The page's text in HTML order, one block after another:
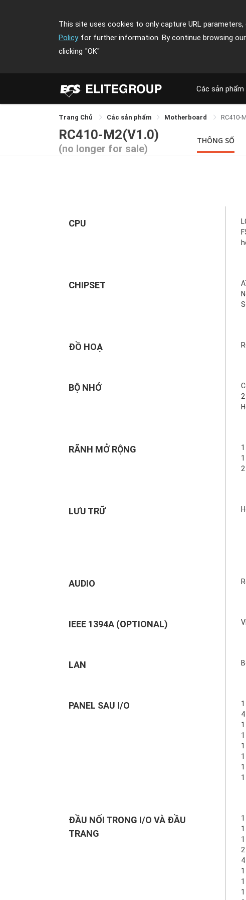
This site uses cookies to only capture URL
Policy for further information. By continue browsing
clicking "OK"
Các sản phẩm
Trang Chủ Các sản phẩm Motherboard RC410-
RC410-M2(V1.0)
(no longer for sale)
THÔNG SỐ
CPU
CHIPSET
ĐỒ HOẠ
BỘ NHỚ
RÃNH MỞ RỘNG
LƯU TRỮ
AUDIO
IEEE 1394A (OPTIONAL)
LAN
PANEL SAU I/O
ĐẦU NỐI TRONG I/O VÀ ĐẦU
TRANG